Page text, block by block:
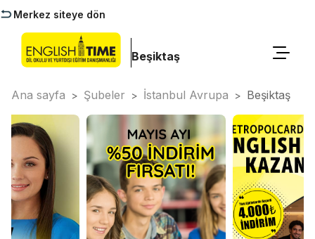
Merkez siteye dön
Beşiktaş
Ana sayfa > Şubeler > İstanbul Avrupa > Beşiktaş